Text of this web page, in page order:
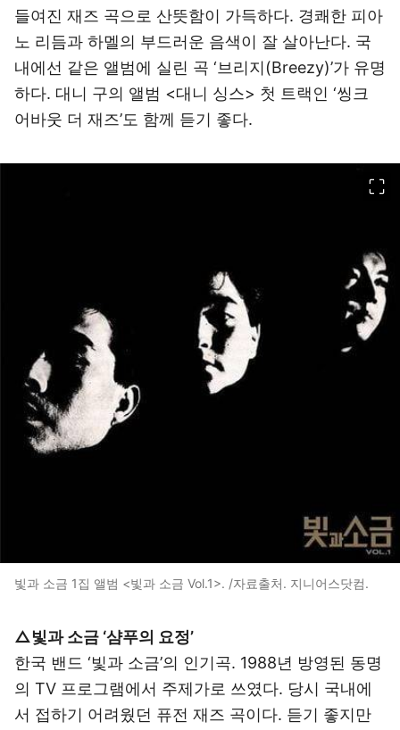
들여진 재즈 곡으로 산뜻함이 가득하다. 경쾌한 피아
노 리듬과 하멜의 부드러운 음색이 잘 살아난다. 국
내에선 같은 앨범에 실린 곡 ‘브리지(Breezy)’가 유명
하다. 대니 구의 앨범 <대니 싱스> 첫 트랙인 ‘씽크
어바웃 더 재즈’도 함께 듣기 좋다.
빛과 소금 1집 앨범 <빛과 소금 Vol.1>. /자료출처. 지니어스닷컴.
△빛과 소금 ‘샴푸의 요정’
한국 밴드 ‘빛과 소금’의 인기곡. 1988년 방영된 동명
의 TV 프로그램에서 주제가로 쓰였다. 당시 국내에
서 접하기 어려웠던 퓨전 재즈 곡이다. 듣기 좋지만